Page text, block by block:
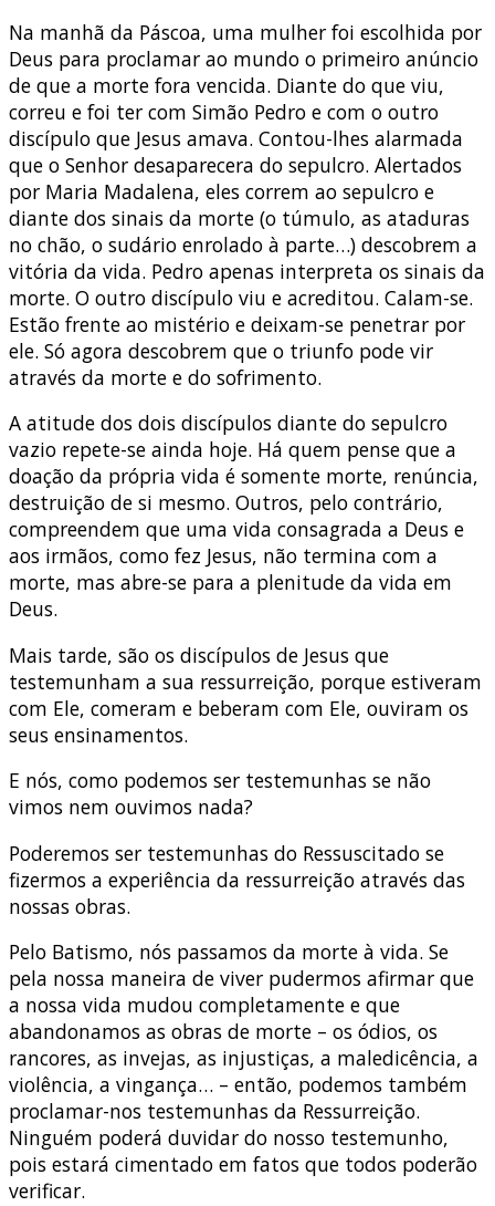
Na manhã da Páscoa, uma mulher foi escolhida por
Deus para proclamar ao mundo o primeiro anúncio
de que a morte fora vencida. Diante do que viu,
correu e foi ter com Simão Pedro e com o outro
discípulo que Jesus amava. Contou-lhes alarmada
que o Senhor desaparecera do sepulcro. Alertados
por Maria Madalena, eles correm ao sepulcro e
diante dos sinais da morte (o túmulo, as ataduras
no chão, o sudário enrolado à parte…) descobrem a
vitória da vida. Pedro apenas interpreta os sinais da
morte. O outro discípulo viu e acreditou. Calam-se.
Estão frente ao mistério e deixam-se penetrar por
ele. Só agora descobrem que o triunfo pode vir
através da morte e do sofrimento.
A atitude dos dois discípulos diante do sepulcro
vazio repete-se ainda hoje. Há quem pense que a
doação da própria vida é somente morte, renúncia,
destruição de si mesmo. Outros, pelo contrário,
compreendem que uma vida consagrada a Deus e
aos irmãos, como fez Jesus, não termina com a
morte, mas abre-se para a plenitude da vida em
Deus.
Mais tarde, são os discípulos de Jesus que
testemunham a sua ressurreição, porque estiveram
com Ele, comeram e beberam com Ele, ouviram os
seus ensinamentos.
E nós, como podemos ser testemunhas se não
vimos nem ouvimos nada?
Poderemos ser testemunhas do Ressuscitado se
fizermos a experiência da ressurreição através das
nossas obras.
Pelo Batismo, nós passamos da morte à vida. Se
pela nossa maneira de viver pudermos afirmar que
a nossa vida mudou completamente e que
abandonamos as obras de morte – os ódios, os
rancores, as invejas, as injustiças, a maledicência, a
violência, a vingança… – então, podemos também
proclamar-nos testemunhas da Ressurreição.
Ninguém poderá duvidar do nosso testemunho,
pois estará cimentado em fatos que todos poderão
verificar.